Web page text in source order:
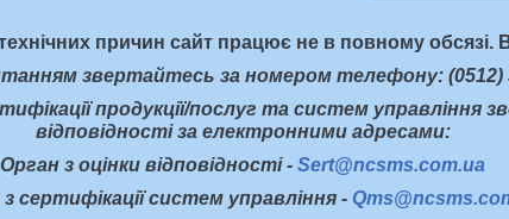
причин сайт працює не в повному обсязі.
звертайтесь за номером телефону: (0512)
продукції/послуг та систем управління
відповідності за електронними адресами:
Орган з оцінки відповідності - Sert@ncsms.com.ua
сертифікації систем управління -